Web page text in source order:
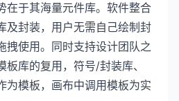
在于其海量元件库。软件整合
及封装，用户无需自己绘制封
拽使用。同时支持设计团队之
库的复用，符号/封装库、
为模板，画布中调用模板为实